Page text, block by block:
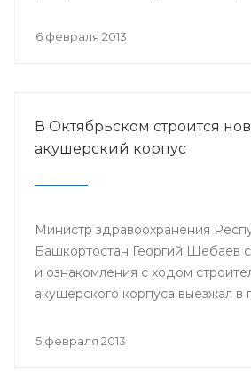
конференция «Перспективы
6 февраля 2013
В Октябрьском строится
акушерский корпус
Министр здравоохранения
Башкортостан Георгий Шебаев
и ознакомления с ходом
акушерского корпуса выезжал в
5 февраля 2013